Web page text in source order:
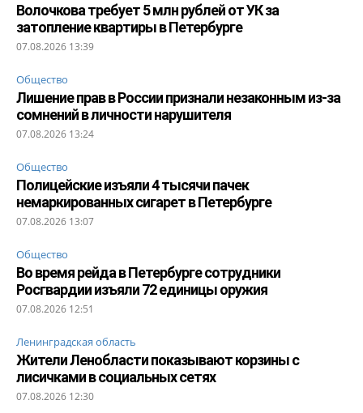
Волочкова требует 5 млн рублей от УК за
затопление квартиры в Петербурге
07.08.2026 13:39
Общество
Лишение прав в России признали незаконным из-за
сомнений в личности нарушителя
07.08.2026 13:24
Общество
Полицейские изъяли 4 тысячи пачек
немаркированных сигарет в Петербурге
07.08.2026 13:07
Общество
Во время рейда в Петербурге сотрудники
Росгвардии изъяли 72 единицы оружия
07.08.2026 12:51
Ленинградская область
Жители Ленобласти показывают корзины с
лисичками в социальных сетях
07.08.2026 12:30